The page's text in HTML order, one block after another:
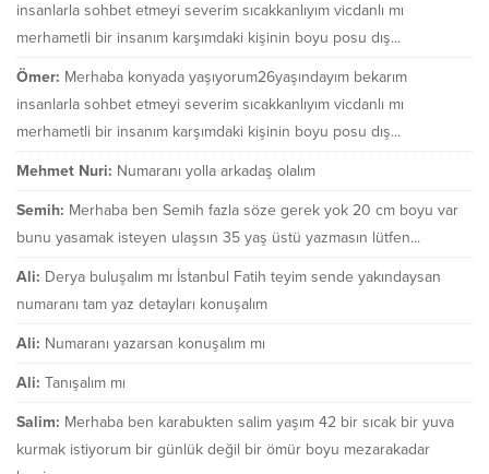
insanlarla sohbet etmeyi severim sıcakkanlıyım vicdanlı mı
merhametli bir insanım karşımdaki kişinin boyu posu dış...
Ömer: Merhaba konyada yaşıyorum26yaşındayım bekarım
insanlarla sohbet etmeyi severim sıcakkanlıyım vicdanlı mı
merhametli bir insanım karşımdaki kişinin boyu posu dış...
Mehmet Nuri: Numaranı yolla arkadaş olalım
Semih: Merhaba ben Semih fazla söze gerek yok 20 cm boyu var
bunu yasamak isteyen ulaşsın 35 yaş üstü yazmasın lütfen...
Ali: Derya buluşalım mı İstanbul Fatih teyim sende yakındaysan
numaranı tam yaz detayları konuşalım
Ali: Numaranı yazarsan konuşalım mı
Ali: Tanışalım mı
Salim: Merhaba ben karabukten salim yaşım 42 bir sıcak bir yuva
kurmak istiyorum bir günlük değil bir ömür boyu mezarakadar